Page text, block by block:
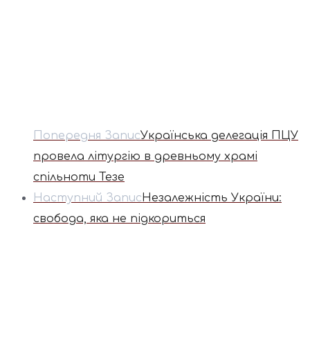
Попередня ЗаписУкраїнська делегація ПЦУ
провела літургію в древньому храмі
спільноти Тезе
Наступний ЗаписНезалежність України:
свобода, яка не підкориться